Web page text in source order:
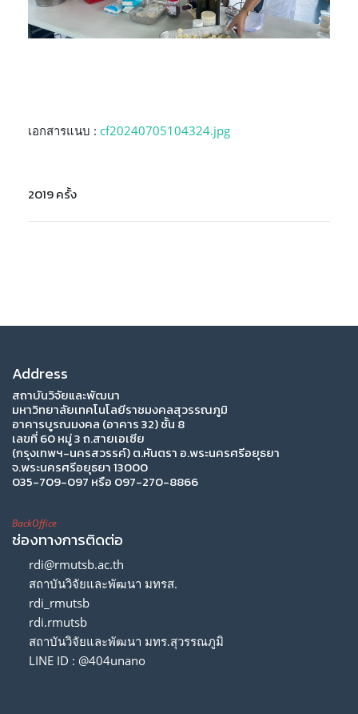
เอกสารแนบ : cf20240705104324.jpg
2019 ครั้ง
Address
สถาบันวิจัยและพัฒนา
มหาวิทยาลัยเทคโนโลยีราชมงคลสุวรรณภูมิ
อาคารบูรณมงคล (อาคาร 32) ชั้น 8
เลขที่ 60 หมู่ 3 ถ.สายเอเซีย
(กรุงเทพฯ-นครสวรรค์) ต.หันตรา อ.พระนครศรีอยุธยา
จ.พระนครศรีอยุธยา 13000
035-709-097 หรือ 097-270-8866
BackOffice
ช่องทางการติดต่อ
rdi@rmutsb.ac.th
สถาบันวิจัยและพัฒนา มทรส.
rdi_rmutsb
rdi.rmutsb
สถาบันวิจัยและพัฒนา มทร.สุวรรณภูมิ
LINE ID : @404unano